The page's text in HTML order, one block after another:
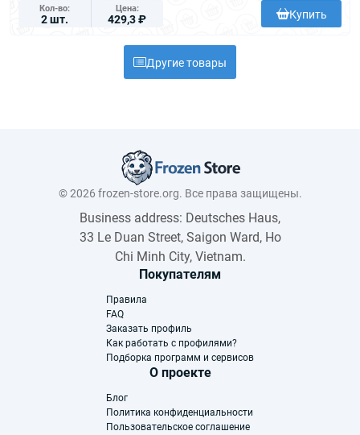
Кол-во
2 шт.
Цена
429,3 ₽ Купить
Другие товары
© 2026 frozen-store.org. Все права защищены.
Business address: Deutsches Haus,
33 Le Duan Street, Saigon Ward, Ho
Chi Minh City, Vietnam.
Покупателям
Правила
FAQ
Заказать профиль
Как работать с профилями?
Подборка программ и сервисов
О проекте
Блог
Политика конфиденциальности
Пользовательское соглашение